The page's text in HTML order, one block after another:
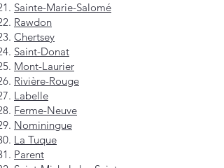
Sainte-Marie-Salomé
Rawdon
Chertsey
Saint-Donat
Mont-Laurier
Rivière-Rouge
Labelle
Ferme-Neuve
Nominingue
La Tuque
Parent